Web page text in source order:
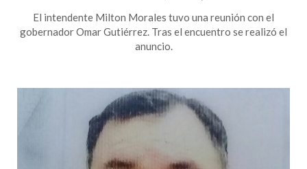
El intendente Milton Morales tuvo una reunión con el
gobernador Omar Gutiérrez. Tras el encuentro se realizó el
anuncio.